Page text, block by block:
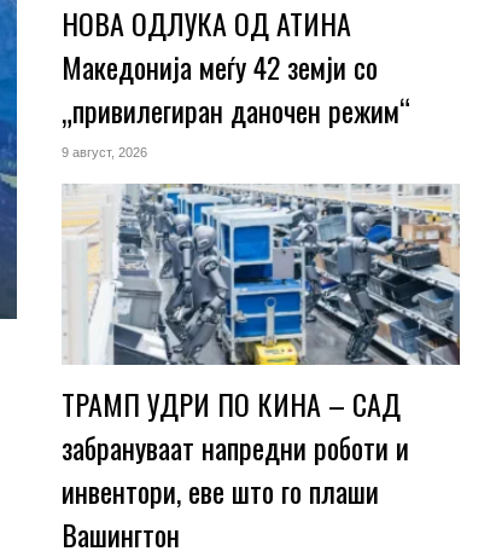
НОВА ОДЛУКА ОД АТИНА
Македонија меѓу 42 земји со
„привилегиран даночен режим“
9 август, 2026
ТРАМП УДРИ ПО КИНА – САД
забрануваат напредни роботи и
инвентори, еве што го плаши
Вашингтон